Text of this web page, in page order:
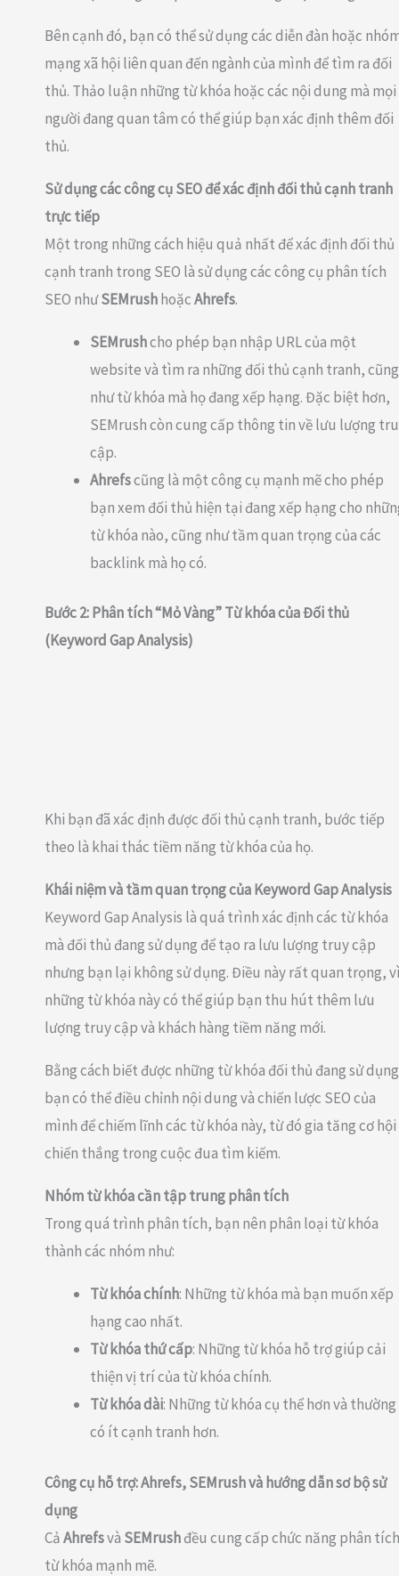
Bên cạnh đó, bạn có thể sử dụng các diễn đàn hoặc
mạng xã hội liên quan đến ngành của mình để tìm ra đối
thủ. Thảo luận những từ khóa hoặc các nội dung mà mọi
người đang quan tâm có thể giúp bạn xác định thêm đối
thủ.
Sử dụng các công cụ SEO để xác định đối thủ cạnh tranh
trực tiếp
Một trong những cách hiệu quả nhất để xác định đối thủ
cạnh tranh trong SEO là sử dụng các công cụ phân tích
SEO nhưSEMrushhoặcAhrefs.
SEMrushcho phép bạn nhập URL của một
website và tìm ra những đối thủ cạnh tranh, cũng
như từ khóa mà họ đang xếp hạng. Đặc biệt hơn,
SEMrush còn cung cấp thông tin về lưu lượng
cập.
Ahrefscũng là một công cụ mạnh mẽ cho phép
bạn xem đối thủ hiện tại đang xếp hạng cho
từ khóa nào, cũng như tầm quan trọng của các
backlink mà họ có.
Bước 2: Phân tích “Mỏ Vàng” Từ khóa của Đối thủ
(Keyword Gap Analysis)
Khi bạn đã xác định được đối thủ cạnh tranh, bước tiếp
theo là khai thác tiềm năng từ khóa của họ.
Khái niệm và tầm quan trọng của Keyword Gap Analysis
Keyword Gap Analysis là quá trình xác định các từ khóa
mà đối thủ đang sử dụng để tạo ra lưu lượng truy cập
nhưng bạn lại không sử dụng. Điều này rất quan trọng,
những từ khóa này có thể giúp bạn thu hút thêm lưu
lượng truy cập và khách hàng tiềm năng mới.
Bằng cách biết được những từ khóa đối thủ đang sử
bạn có thể điều chỉnh nội dung và chiến lược SEO của
mình để chiếm lĩnh các từ khóa này, từ đó gia tăng cơ hội
chiến thắng trong cuộc đua tìm kiếm.
Nhóm từ khóa cần tập trung phân tích
Trong quá trình phân tích, bạn nên phân loại từ khóa
thành các nhóm như:
Từ khóa chính: Những từ khóa mà bạn muốn xếp
hạng cao nhất.
Từ khóa thứ cấp: Những từ khóa hỗ trợ giúp cải
thiện vị trí của từ khóa chính.
Từ khóa dài: Những từ khóa cụ thể hơn và thường
có ít cạnh tranh hơn.
Công cụ hỗ trợ: Ahrefs, SEMrush và hướng dẫn sơ bộ sử
dụng
CảAhrefsvà SEMrushđều cung cấp chức năng phân tích
từ khóa mạnh mẽ.